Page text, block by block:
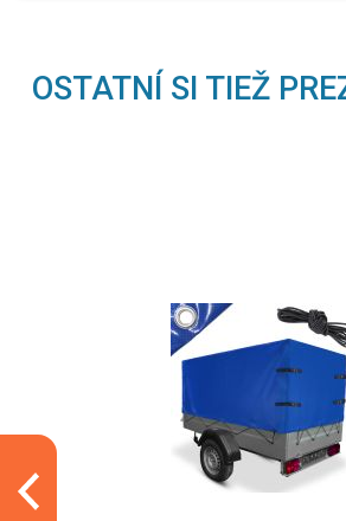
OSTATNÍ SI TIEŽ